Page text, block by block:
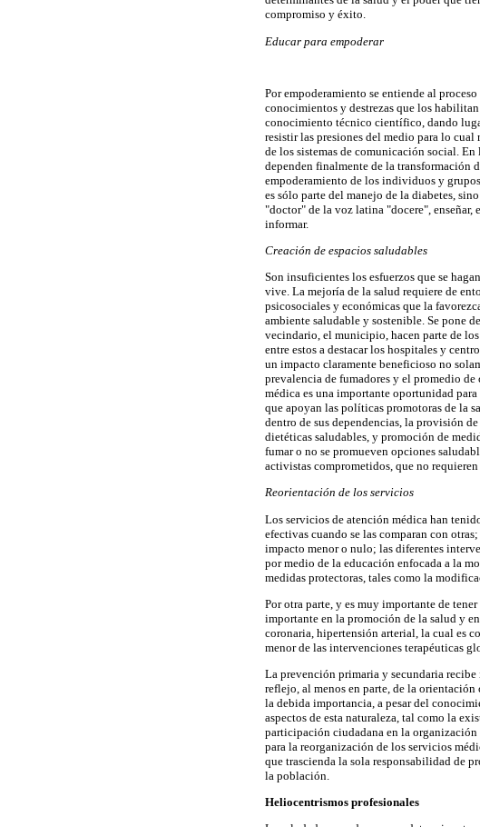
compromiso y éxito.
Educar para empoderar
Por empoderamiento se entiende al
conocimientos y destrezas que los
conocimiento técnico científico, dando
resistir las presiones del medio para lo
de los sistemas de comunicación social.
dependen finalmente de la transformación
empoderamiento de los individuos y
es sólo parte del manejo de la diabetes,
"doctor" de la voz latina "docere", enseñar,
informar.
Creación de espacios saludables
Son insuficientes los esfuerzos que se
vive. La mejoría de la salud requiere de
psicosociales y económicas que la
ambiente saludable y sostenible. Se pone
vecindario, el municipio, hacen parte de
entre estos a destacar los hospitales y
un impacto claramente beneficioso no
prevalencia de fumadores y el promedio
médica es una importante oportunidad
que apoyan las políticas promotoras de la
dentro de sus dependencias, la provisión
dietéticas saludables, y promoción de
fumar o no se promueven opciones
activistas comprometidos, que no
Reorientación de los servicios
Los servicios de atención médica han
efectivas cuando se las comparan con
impacto menor o nulo; las diferentes
por medio de la educación enfocada a la
medidas protectoras, tales como la
Por otra parte, y es muy importante de
importante en la promoción de la salud y
coronaria, hipertensión arterial, la cual es
menor de las intervenciones terapéuticas
La prevención primaria y secundaria
reflejo, al menos en parte, de la
la debida importancia, a pesar del
aspectos de esta naturaleza, tal como la
participación ciudadana en la
para la reorganización de los servicios
que trascienda la sola responsabilidad de
la población.
Heliocentrismos profesionales